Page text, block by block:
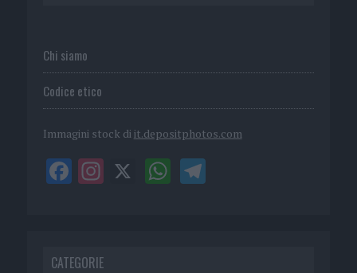
Chi siamo
Codice etico
Immagini stock di it.depositphotos.com
CATEGORIE